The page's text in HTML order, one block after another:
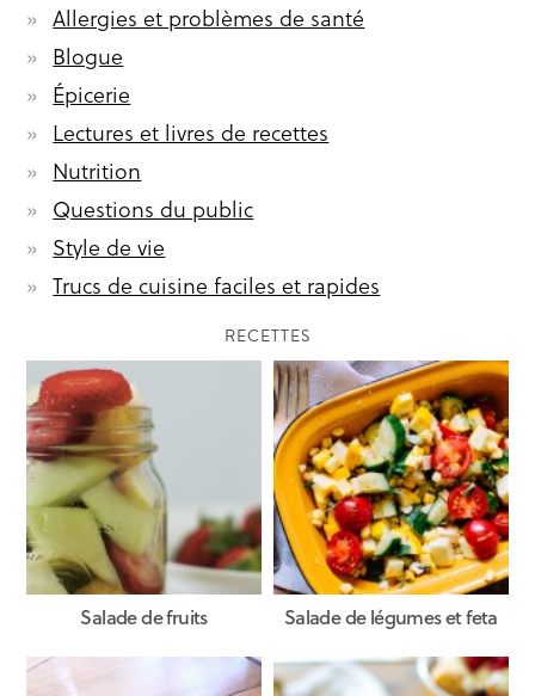
Allergies et problèmes de santé
Blogue
Épicerie
Lectures et livres de recettes
Nutrition
Questions du public
Style de vie
Trucs de cuisine faciles et rapides
RECETTES
Salade de fruits Salade de légumes et feta